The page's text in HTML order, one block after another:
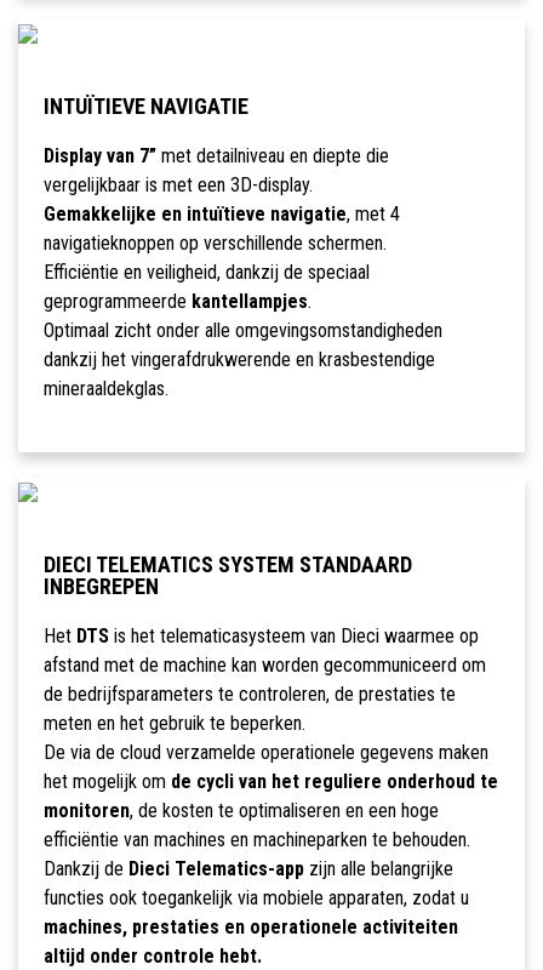
INTUÏTIEVE NAVIGATIE
Display van 7” met detailniveau en diepte die
vergelijkbaar is met een 3D-display.
Gemakkelijke en intuïtieve navigatie, met 4
navigatieknoppen op verschillende schermen.
Efficiëntie en veiligheid, dankzij de speciaal
geprogrammeerde kantellampjes.
Optimaal zicht onder alle omgevingsomstandigheden
dankzij het vingerafdrukwerende en krasbestendige
mineraaldekglas.
DIECI TELEMATICS SYSTEM STANDAARD
INBEGREPEN
Het DTSis het telematicasysteem van Dieci waarmee op
afstand met de machine kan worden gecommuniceerd om
de bedrijfsparameters te controleren, de prestaties te
meten en het gebruik te beperken.
De via de cloud verzamelde operationele gegevens maken
het mogelijk om de cycli van het reguliere onderhoud te
monitoren, de kosten te optimaliseren en een hoge
efficiëntie van machines en machineparken te behouden.
Dankzij de Dieci Telematics-appzijn alle belangrijke
functies ook toegankelijk via mobiele apparaten, zodat u
machines, prestaties en operationele activiteiten
altijd onder controle hebt.